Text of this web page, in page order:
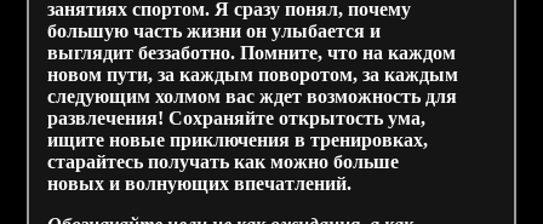
занятиях спортом. Я сразу понял, почему
большую часть жизни он улыбается и
выглядит беззаботно. Помните, что на каждом
новом пути, за каждым поворотом, за каждым
следующим холмом вас ждет возможность для
развлечения! Сохраняйте открытость ума,
ищите новые приключения в тренировках,
старайтесь получать как можно больше
новых и волнующих впечатлений.